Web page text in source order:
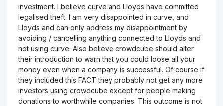
investment. I believe curve and Lloyds have committed
legalised theft. I am very disappointed in curve, and
Lloyds and can only address my disappointment by
avoiding / cancelling anything connected to Lloyds and
not using curve. Also believe crowdcube should alter
their introduction to warn that you could loose all your
money even when a company is successful. Of course if
they included this FACT they probably not get any more
investors using crowdcube except for people making
donations to worthwhile companies. This outcome is not